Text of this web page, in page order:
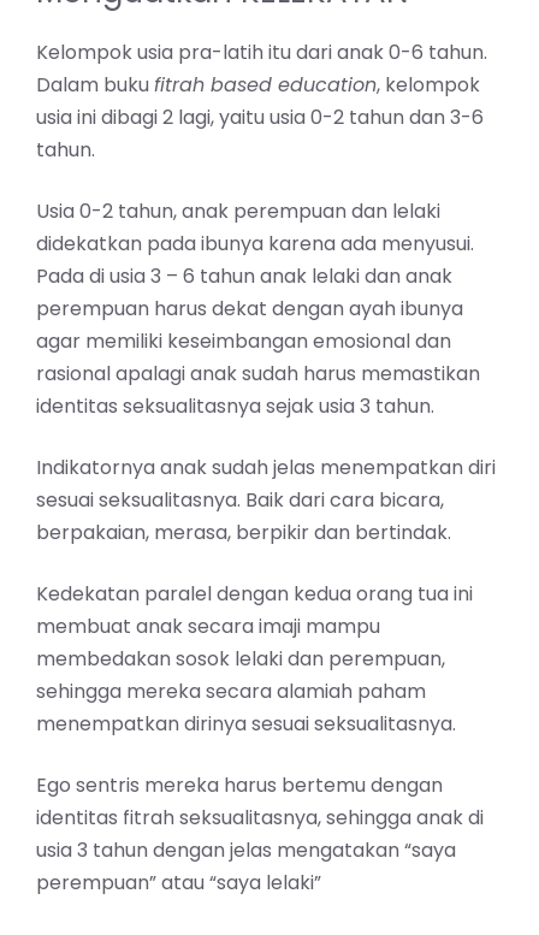
Kelompok usia pra-latih itu dari anak 0-6 tahun.
Dalam buku fitrah based education, kelompok
usia ini dibagi 2 lagi, yaitu usia 0-2 tahun dan 3-6
tahun.
Usia 0-2 tahun, anak perempuan dan lelaki
didekatkan pada ibunya karena ada menyusui.
Pada di usia 3 – 6 tahun anak lelaki dan anak
perempuan harus dekat dengan ayah ibunya
agar memiliki keseimbangan emosional dan
rasional apalagi anak sudah harus memastikan
identitas seksualitasnya sejak usia 3 tahun.
Indikatornya anak sudah jelas menempatkan diri
sesuai seksualitasnya. Baik dari cara bicara,
berpakaian, merasa, berpikir dan bertindak.
Kedekatan paralel dengan kedua orang tua ini
membuat anak secara imaji mampu
membedakan sosok lelaki dan perempuan,
sehingga mereka secara alamiah paham
menempatkan dirinya sesuai seksualitasnya.
Ego sentris mereka harus bertemu dengan
identitas fitrah seksualitasnya, sehingga anak di
usia 3 tahun dengan jelas mengatakan “saya
perempuan” atau “saya lelaki”